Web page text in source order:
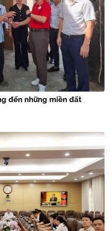
đến những miền đất